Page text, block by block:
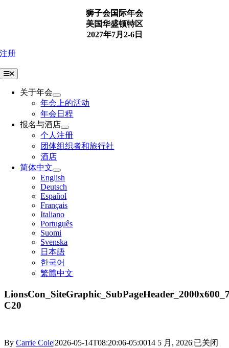
狮子会国际年会
美国华盛顿特区
2027年7月2-6日
注册
Toggle
Navigation
关于年会
年会上的活动
年会日程
报名与酒店
个人注册
团体组织者和旅行社
酒店
简体中文
English
Deutsch
Español
Français
Italiano
Português
Suomi
Svenska
日本語
한국어
繁體中文
C20
By Carrie Cole|2026-05-14T08:20:06-05:0014 5 月, 2026|已关闭